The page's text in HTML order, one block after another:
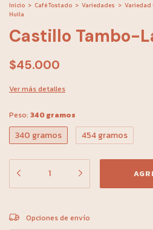
Inicio > Café Tostado > Variedades > Variedad
Huila
Castillo Tambo-
$45.000
Ver más detalles
Peso: 340 gramos
340 gramos 454 gramos
Entregas para el CP:
Opciones de envío